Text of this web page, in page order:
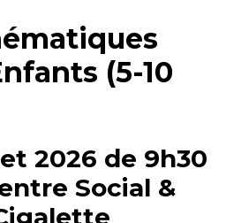
(5-10
2026 de 9h30
Social &